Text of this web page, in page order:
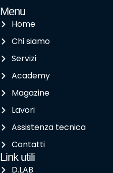
Menu
Home
Chi siamo
Servizi
Academy
Magazine
Lavori
Assistenza tecnica
Contatti
Link utili
D.LAB